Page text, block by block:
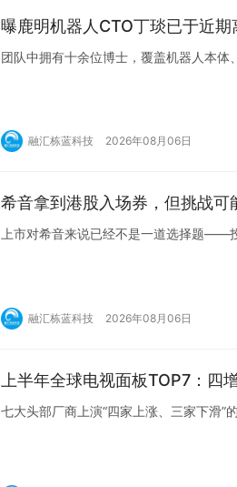
曝鹿明机器人CTO丁琰已于近
团队中拥有十余位博士，覆盖机器人本体
融汇栋蓝科技 2026年08月06日
希音拿到港股入场券，但挑战可
上市对希音来说已经不是一道选择题——
融汇栋蓝科技 2026年08月06日
上半年全球电视面板TOP7：四
七大头部厂商上演“四家上涨、三家下滑”